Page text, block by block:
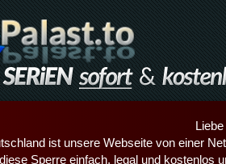
ist unsere Webseite von einer
Sperre einfach, legal und kostenlos